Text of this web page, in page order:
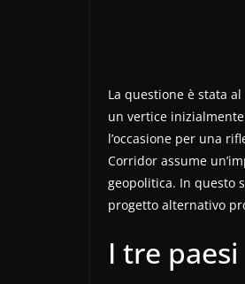
La questione è stata
un vertice
l’occasione per una
Corridor assume
geopolitica. In questo
progetto alternativo
I tre